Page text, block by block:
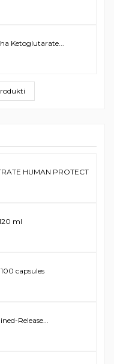
Ketoglutarate...
HUMAN PROTECT
ml
capsules
Release...